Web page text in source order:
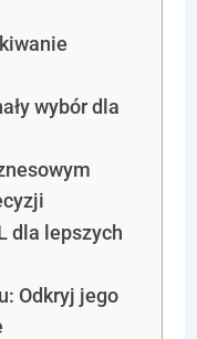
wybór dla
dla lepszych
Odkryj jego